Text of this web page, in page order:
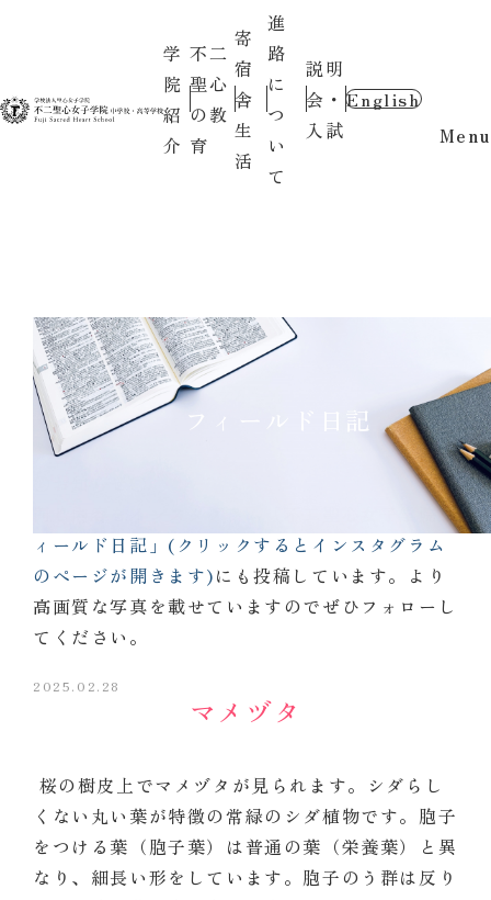
学
院
紹
介
不二
聖心
の教
育
寄
宿
舎
生
活
進
路
に
つ
い
て
説明
会・
入試
English
Menu
インスタグラム「不二聖心女子学院フ
ィールド日記」(クリックするとインスタグラム
のページが開きます)にも投稿しています。より
高画質な写真を載せていますのでぜひフォローし
てください。
フィールド日記
2025.02.28
マメヅタ
桜の樹皮上でマメヅタが見られます。シダらし
くない丸い葉が特徴の常緑のシダ植物です。胞子
をつける葉（胞子葉）は普通の葉（栄養葉）と異
なり、細長い形をしています。胞子のう群は反り